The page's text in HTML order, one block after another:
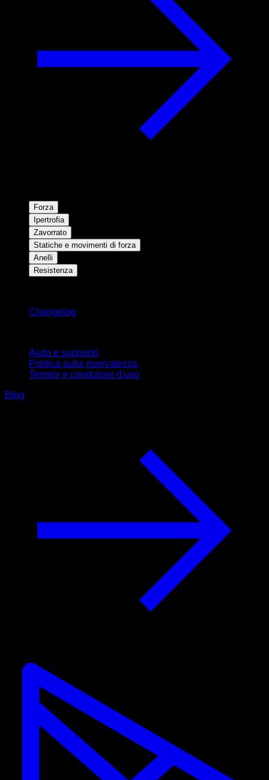
Forza
Ipertrofia
Zavorrato
Statiche e movimenti di forza
Anelli
Resistenza
Changelog
Aiuto e supporto
Politica sulla riservatezza
Termini e condizioni d'uso
Blog